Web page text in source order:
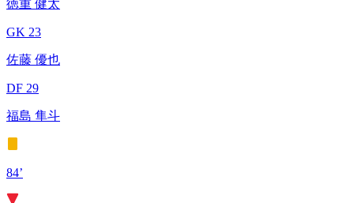
徳重 健太
GK 23
佐藤 優也
DF 29
福島 隼斗
84’